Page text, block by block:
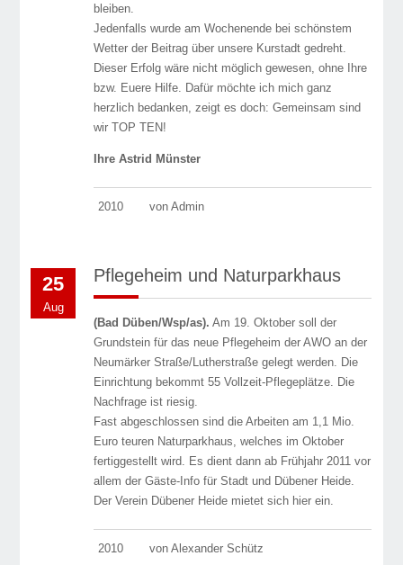
bleiben.
Jedenfalls wurde am Wochenende bei schönstem
Wetter der Beitrag über unsere Kurstadt gedreht.
Dieser Erfolg wäre nicht möglich gewesen, ohne Ihre
bzw. Euere Hilfe. Dafür möchte ich mich ganz
herzlich bedanken, zeigt es doch: Gemeinsam sind
wir TOP TEN!
Ihre Astrid Münster
2010 von Admin
25
Aug
Pflegeheim und Naturparkhaus
(Bad Düben/Wsp/as). Am 19. Oktober soll der
Grundstein für das neue Pflegeheim der AWO an der
Neumärker Straße/Lutherstraße gelegt werden. Die
Einrichtung bekommt 55 Vollzeit-Pflegeplätze. Die
Nachfrage ist riesig.
Fast abgeschlossen sind die Ar­beiten am 1,1 Mio.
Euro teuren Naturparkhaus, welches im Oktober
fertiggestellt wird. Es dient dann ab Frühjahr 2011 vor
allem der Gäste-Info für Stadt und Dübener Heide.
Der Verein Dübener Heide mietet sich hier ein.
2010 von Alexander Schütz